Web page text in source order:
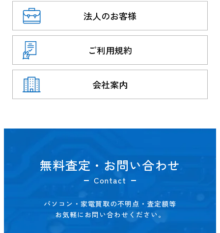
法人のお客様
ご利用規約
会社案内
無料査定・お問い合わせ
Contact
パソコン・家電買取の不明点・査定額等
お気軽にお問い合わせください。